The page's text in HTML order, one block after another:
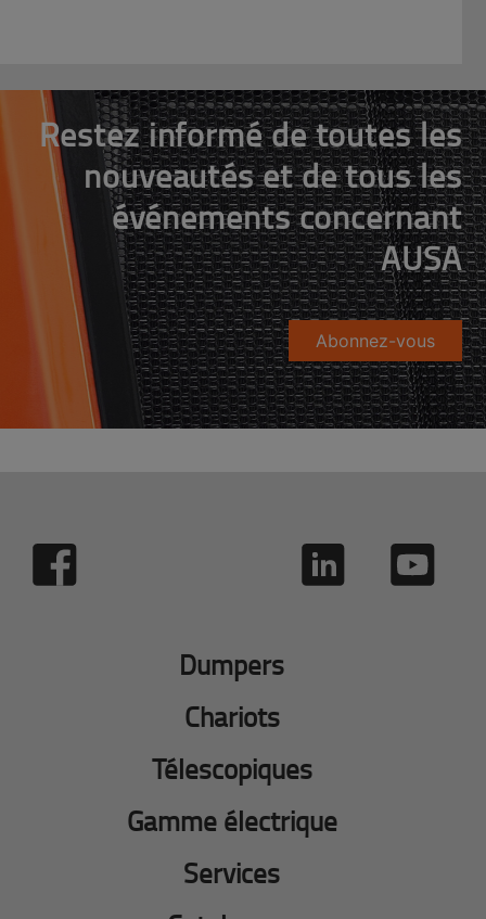
Restez informé de toutes les
nouveautés et de tous les
événements concernant
AUSA
Abonnez-vous
Dumpers
Chariots
Télescopiques
Gamme électrique
Services